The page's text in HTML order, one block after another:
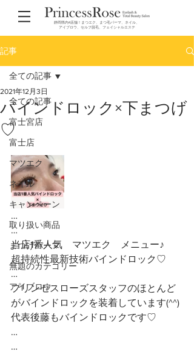
静岡県内4店舗！まつエク、まつ毛パーマ、ネイル、
アイブロウ、セルフ脱毛、フェイシャルエステ
記事
全ての記事
富士宮店
富士店
マツエク
ネイル
キャンペーン
取り扱い商品
まつげパーマ
無題のカテゴリー
アイブロウ
全ての記事
バインドロック×下まつげ
♡
2021年12月3日
…
…
当店1番人気　マツエク　メニュー♪
超持続性最新技術バインドロック♡
…
プリンセスローズスタッフのほとんど
がバインドロックを装着しています(^^)
代表後藤もバインドロックです♡
…
…